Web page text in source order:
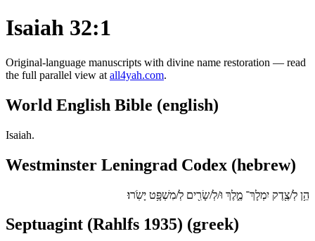
Isaiah 32:1
Original-language manuscripts with divine name restoration — read
the full parallel view at all4yah.com.
World English Bible (english)
Isaiah.
Westminster Leningrad Codex (hebrew)
הֵ֥ן לְ/צֶ֖דֶק יִמְלָךְ־ מֶ֑לֶךְ וּ/לְ/שָׂרִ֖ים לְ/מִשְׁפָּ֥ט יָשֹֽׂרוּ׃
Septuagint (Rahlfs 1935) (greek)